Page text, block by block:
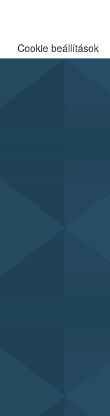
Cookie beállítások